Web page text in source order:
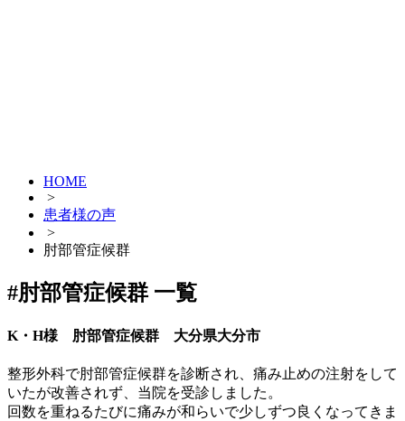
HOME
>
患者様の声
>
肘部管症候群
#肘部管症候群 一覧
K・H様 肘部管症候群 大分県大分市
整形外科で肘部管症候群を診断され、痛み止めの注射をして
いたが改善されず、当院を受診しました。
回数を重ねるたびに痛みが和らいで少しずつ良くなってきま